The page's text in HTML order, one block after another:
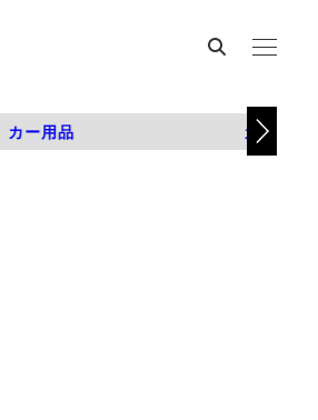
カー用品 カスタム